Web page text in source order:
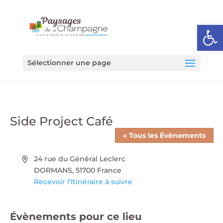
Ouvrir
Sélectionner une page
Side Project Café
« Tous les Évènements
Adresse
24 rue du Général Leclerc
DORMANS, 51700 France
Recevoir l’Itinéraire à suivre
Évènements pour ce lieu